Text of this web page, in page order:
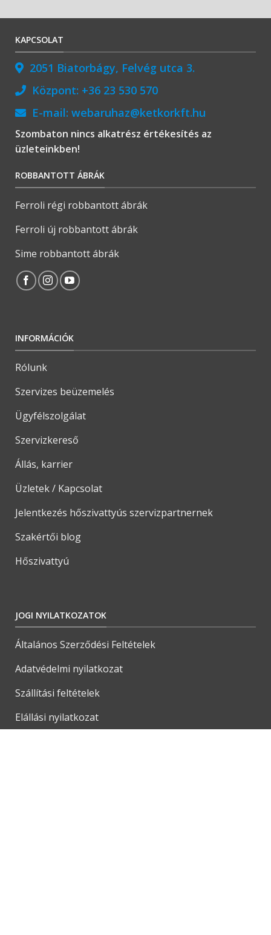
KAPCSOLAT
2051 Biatorbágy, Felvég utca 3.
Központ: +36 23 530 570
E-mail: webaruhaz@ketkorkft.hu
Szombaton nincs alkatrész értékesítés az
üzleteinkben!
ROBBANTOTT ÁBRÁK
Ferroli régi robbantott ábrák
Ferroli új robbantott ábrák
Sime robbantott ábrák
INFORMÁCIÓK
Rólunk
Szervizes beüzemelés
Ügyfélszolgálat
Szervizkereső
Állás, karrier
Üzletek / Kapcsolat
Jelentkezés hőszivattyús szervizpartnernek
Szakértői blog
Hőszivattyú
JOGI NYILATKOZATOK
Általános Szerződési Feltételek
Adatvédelmi nyilatkozat
Szállítási feltételek
Elállási nyilatkozat